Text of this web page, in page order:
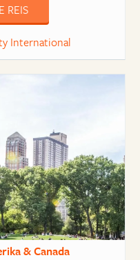
REIS
International
& Canada